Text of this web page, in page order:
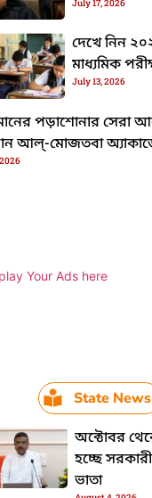
July 17, 2026
দেখে নিন
মাধ্যমিক
July 13, 2026
পড়াশোনার সেরা
আল্-মোজতবা
Your Ads here
State News
অক্টোবর
হচ্ছে
ভাতা